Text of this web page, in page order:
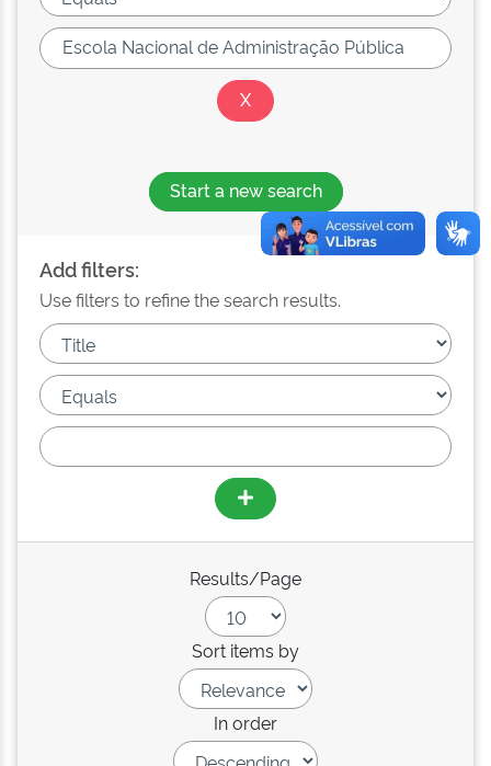
Start a new search
Add filters:
Use filters to refine the search results.
Results/Page
Sort items by
In order